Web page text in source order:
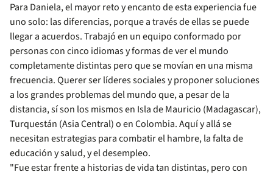
Para Daniela, el mayor reto y encanto de esta experiencia fue
uno solo: las diferencias, porque a través de ellas se puede
llegar a acuerdos. Trabajó en un equipo conformado por
personas con cinco idiomas y formas de ver el mundo
completamente distintas pero que se movían en una misma
frecuencia. Querer ser líderes sociales y proponer soluciones
a los grandes problemas del mundo que, a pesar de la
distancia, sí son los mismos en Isla de Mauricio (Madagascar),
Turquestán (Asia Central) o en Colombia. Aquí y allá se
necesitan estrategias para combatir el hambre, la falta de
educación y salud, y el desempleo.
"Fue estar frente a historias de vida tan distintas, pero con